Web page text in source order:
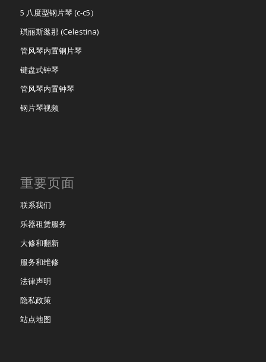
5 八度型钢片琴 (c-c5）
琪丽斯逖那 (Celestina)
管风琴内置钢片琴
键盘式钟琴
管风琴内置钟琴
钢片琴视频
重要页面
联系我们
乐器租赁服务
大修和翻新
服务和维修
法律声明
隐私政策
站点地图